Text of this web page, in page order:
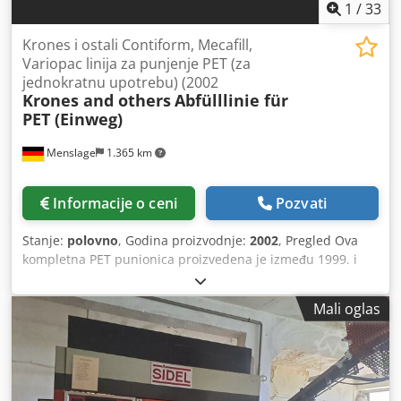
1 /33
Menslage 1.365 km
Krones i ostali Contiform, Mecafill,
Variopac linija za punjenje PET (za
jednokratnu upotrebu) (2002
Krones and othersAbfülllinie für
PET (Einweg)
Informacije o ceni Pozvati
Stanje: polovno, Godina proizvodnje: 2002, Pregled Ova
kompletna PET punionica proizvedena je između 1999. i
2007. godine od strane kompanije Krones (Nemačka) i
drugih evropskih dobavljača. Trenutno je još uvek u
pogonu i koristi se za punjenje gazirane vode i limunada u
PET flaše zapremine 1,5 litara. Postrojenje ima proizvodni
kapacitet do 16.000 flaša na sat. Redovno je održavana i
nalazi se u dobrom stanju. Dostupnost: kraj avgusta 2025.
Tehnički podaci - Kapacitet: do 16.000 flaša na sat
Mali oglas